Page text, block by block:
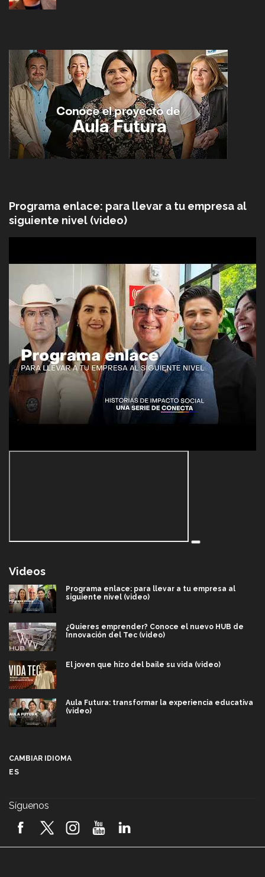
Programa enlace: para llevar a tu empresa al
siguiente nivel (video)
Videos
Programa enlace: para llevar a tu empresa al
siguiente nivel (video)
¿Quieres emprender? Conoce el nuevo HUB de
Innovación del Tec (video)
El joven que hizo del baile su vida (video)
Aula Futura: transformar la experiencia educativa
(video)
2026! (video)
CAMBIAR IDIOMA
ES
Síguenos